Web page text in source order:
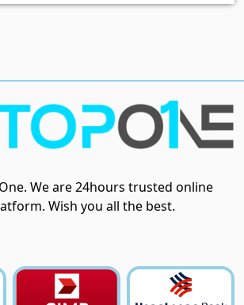
We are 24hours trusted online
Wish you all the best.